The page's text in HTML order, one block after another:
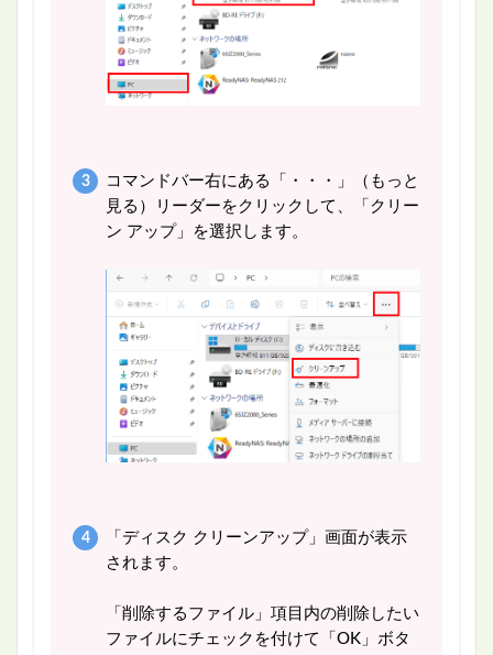
コマンドバー右にある「・・・」（もっと
見る）リーダーをクリックして、「クリー
ン アップ」を選択します。
「ディスク クリーンアップ」画面が表示
されます。
「削除するファイル」項目内の削除したい
ファイルにチェックを付けて「OK」ボタ